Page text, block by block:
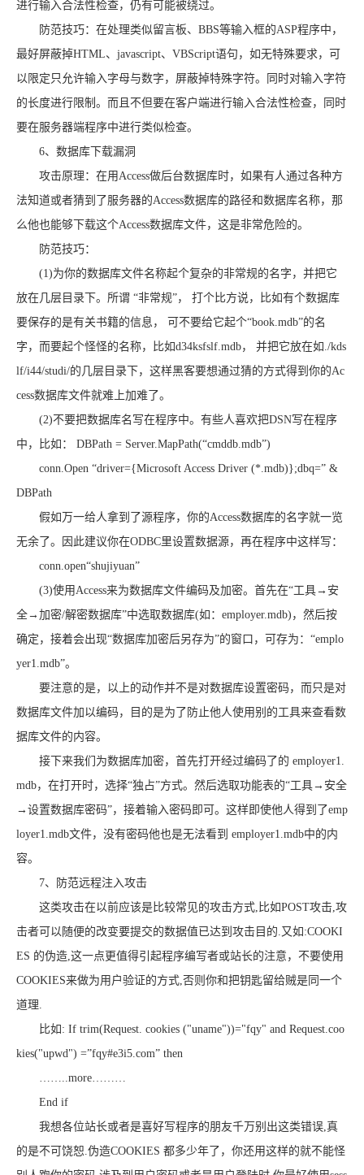
进行输入合法性检查，仍有可能被绕过。
防范技巧：在处理类似留言板、BBS等输入框的ASP程序中，
最好屏蔽掉HTML、javascript、VBScript语句，如无特殊要求，可
以限定只允许输入字母与数字，屏蔽掉特殊字符。同时对输入字符
的长度进行限制。而且不但要在客户端进行输入合法性检查，同时
要在服务器端程序中进行类似检查。
6、数据库下载漏洞
攻击原理：在用Access做后台数据库时，如果有人通过各种方
法知道或者猜到了服务器的Access数据库的路径和数据库名称，那
么他也能够下载这个Access数据库文件，这是非常危险的。
防范技巧：
(1)为你的数据库文件名称起个复杂的非常规的名字，并把它
放在几层目录下。所谓 “非常规”， 打个比方说，比如有个数据库
要保存的是有关书籍的信息， 可不要给它起个“book.mdb”的名
字，而要起个怪怪的名称，比如d34ksfslf.mdb， 并把它放在如./kds
lf/i44/studi/的几层目录下，这样黑客要想通过猜的方式得到你的Ac
cess数据库文件就难上加难了。
(2)不要把数据库名写在程序中。有些人喜欢把DSN写在程序
中，比如： DBPath = Server.MapPath(“cmddb.mdb”)
conn.Open “driver={Microsoft Access Driver (*.mdb)};dbq=” &
DBPath
假如万一给人拿到了源程序，你的Access数据库的名字就一览
无余了。因此建议你在ODBC里设置数据源，再在程序中这样写：
conn.open“shujiyuan”
(3)使用Access来为数据库文件编码及加密。首先在“工具→安
全→加密/解密数据库”中选取数据库(如：employer.mdb)，然后按
确定，接着会出现“数据库加密后另存为”的窗口，可存为：“emplo
yer1.mdb”。
要注意的是，以上的动作并不是对数据库设置密码，而只是对
数据库文件加以编码，目的是为了防止他人使用别的工具来查看数
据库文件的内容。
接下来我们为数据库加密，首先打开经过编码了的 employer1.
mdb，在打开时，选择“独占”方式。然后选取功能表的“工具→安全
→设置数据库密码”，接着输入密码即可。这样即使他人得到了emp
loyer1.mdb文件，没有密码他也是无法看到 employer1.mdb中的内
容。
7、防范远程注入攻击
这类攻击在以前应该是比较常见的攻击方式,比如POST攻击,攻
击者可以随便的改变要提交的数据值已达到攻击目的.又如:COOKI
ES 的伪造,这一点更值得引起程序编写者或站长的注意，不要使用
COOKIES来做为用户验证的方式,否则你和把钥匙留给贼是同一个
道理.
比如: If trim(Request. cookies ("uname"))="fqy" and Request.coo
kies("upwd") =”fqy#e3i5.com” then
……..more………
End if
我想各位站长或者是喜好写程序的朋友千万别出这类错误,真
的是不可饶恕.伪造COOKIES 都多少年了，你还用这样的就不能怪